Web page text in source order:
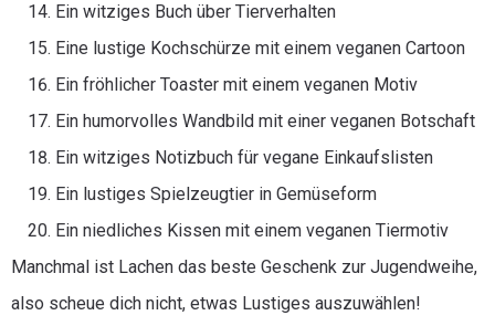
Ein witziges Buch über Tierverhalten
Eine lustige Kochschürze mit einem veganen Cartoon
Ein fröhlicher Toaster mit einem veganen Motiv
Ein humorvolles Wandbild mit einer veganen Botschaft
Ein witziges Notizbuch für vegane Einkaufslisten
Ein lustiges Spielzeugtier in Gemüseform
Ein niedliches Kissen mit einem veganen Tiermotiv
Manchmal ist Lachen das beste Geschenk zur Jugendweihe,
also scheue dich nicht, etwas Lustiges auszuwählen!